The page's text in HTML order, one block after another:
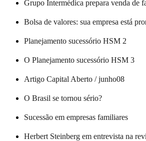
Grupo Intermédica prepara venda de
Bolsa de valores: sua empresa está
Planejamento sucessório HSM 2
O Planejamento sucessório HSM 3
Artigo Capital Aberto / junho08
O Brasil se tornou sério?
Sucessão em empresas familiares
Herbert Steinberg em entrevista na